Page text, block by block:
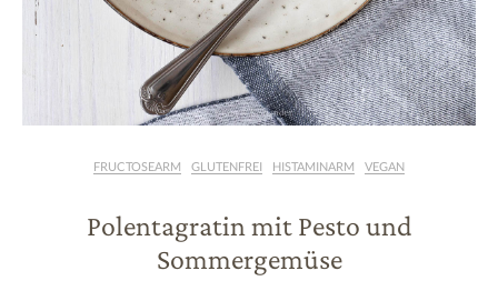
FRUCTOSEARM GLUTENFREI HISTAMINARM VEGAN
Polentagratin mit Pesto und
Sommergemüse